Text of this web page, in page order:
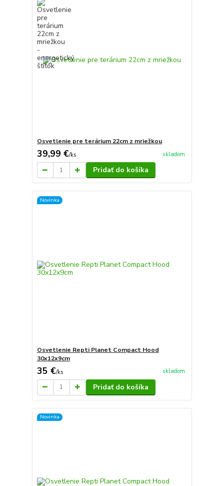
Osvetlenie pre terárium 22cm z mriežkou
39,99 €/ks skladom
Pridať do košíka
Novinka
Osvetlenie Repti Planet Compact Hood
30x12x9cm
35 €/ks skladom
Pridať do košíka
Novinka